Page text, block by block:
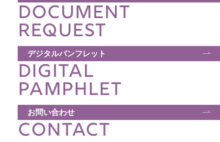
DOCUMENT
REQUEST
デジタルパンフレット
DIGITAL
PAMPHLET
お問い合わせ
CONTACT